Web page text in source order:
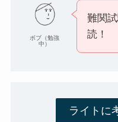
ボブ（勉強
中）
難関
読！
ライトに